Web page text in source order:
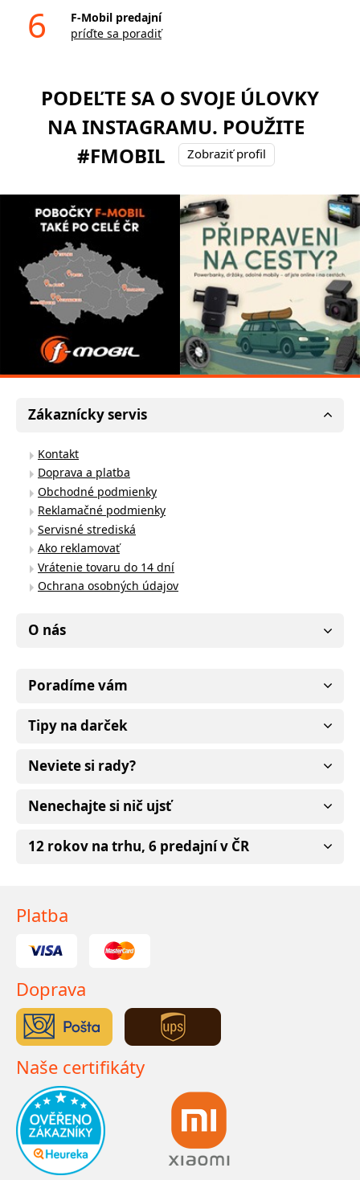
6
F-Mobil predajní
príďte sa poradiť
PODEĽTE SA O SVOJE ÚLOVKY
NA INSTAGRAMU. POUŽITE
#FMOBIL
Zobraziť profil
Zákaznícky servis
Kontakt
Doprava a platba
Obchodné podmienky
Reklamačné podmienky
Servisné strediská
Ako reklamovať
Vrátenie tovaru do 14 dní
Ochrana osobných údajov
O nás
Poradíme vám
Tipy na darček
Neviete si rady?
Nenechajte si nič ujsť
12 rokov na trhu, 6 predajní v ČR
Platba
Doprava
Naše certifikáty